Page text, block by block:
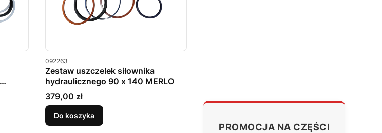
Kod produktu
092263
Zestaw uszczelek siłownika
hydraulicznego 90 x 140 MERLO
Cena
379,00 zł
Do koszyka
PROMOCJA NA CZĘŚCI